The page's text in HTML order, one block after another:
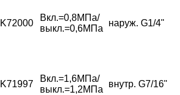
K72000
Вкл.=0,8МПа/
выкл.=0,6МПа
наруж. G1/4"
K71997
Вкл.=1,6МПа/
выкл.=1,2МПа
внутр. G7/16"